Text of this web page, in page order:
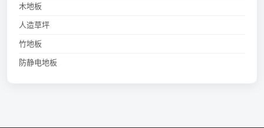
木地板
人造草坪
竹地板
防静电地板